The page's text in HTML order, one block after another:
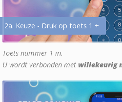
2a. Keuze - Druk op toets 1 +
Toets nummer 1 in.
U wordt verbonden met willekeurig